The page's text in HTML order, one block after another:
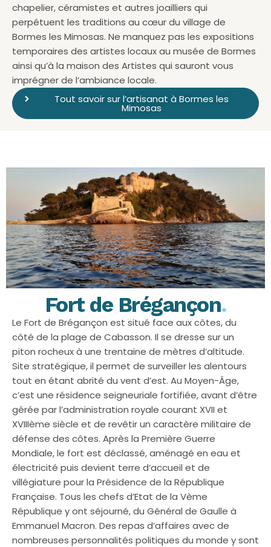
chapelier, céramistes et autres joailliers qui
perpétuent les traditions au cœur du village de
Bormes les Mimosas. Ne manquez pas les expositions
temporaires des artistes locaux au musée de Bormes
ainsi qu’à la maison des Artistes qui sauront vous
imprégner de l’ambiance locale.
Tout savoir sur l’artisanat à Bormes les
Mimosas
Fort de Brégançon.
Le Fort de Brégançon est situé face aux côtes, du
côté de la plage de Cabasson. Il se dresse sur un
piton rocheux à une trentaine de mètres d’altitude.
Site stratégique, il permet de surveiller les alentours
tout en étant abrité du vent d’est. Au Moyen-Âge,
c’est une résidence seigneuriale fortifiée, avant d’être
gérée par l’administration royale courant XVII et
XVIIIème siècle et de revêtir un caractère militaire de
défense des côtes. Après la Première Guerre
Mondiale, le fort est déclassé, aménagé en eau et
électricité puis devient terre d’accueil et de
villégiature pour la Présidence de la République
Française. Tous les chefs d’Etat de la Vème
République y ont séjourné, du Général de Gaulle à
Emmanuel Macron. Des repas d’affaires avec de
nombreuses personnalités politiques du monde y sont